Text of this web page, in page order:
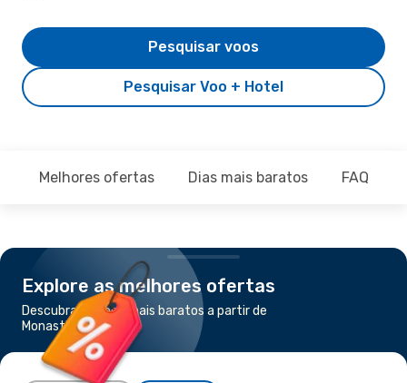
Pesquisar Voo + Hotel
Pesquisar voos
Melhores ofertas Dias mais baratos FAQ
Explore as melhores ofertas
Descubra os voos mais baratos a partir de
Monastir para Paris